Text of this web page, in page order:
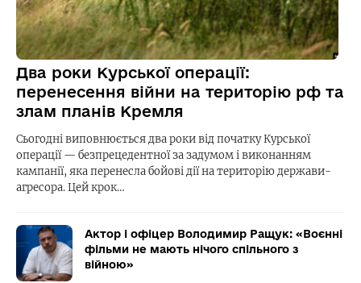
Два роки Курської операції:
перенесення війни на територію рф та
злам планів Кремля
Сьогодні виповнюється два роки від початку Курської
операції — безпрецедентної за задумом і виконанням
кампанії, яка перенесла бойові дії на територію держави-
агресора. Цей крок…
Актор і офіцер Володимир Ращук: «Воєнні
фільми не мають нічого спільного з
війною»